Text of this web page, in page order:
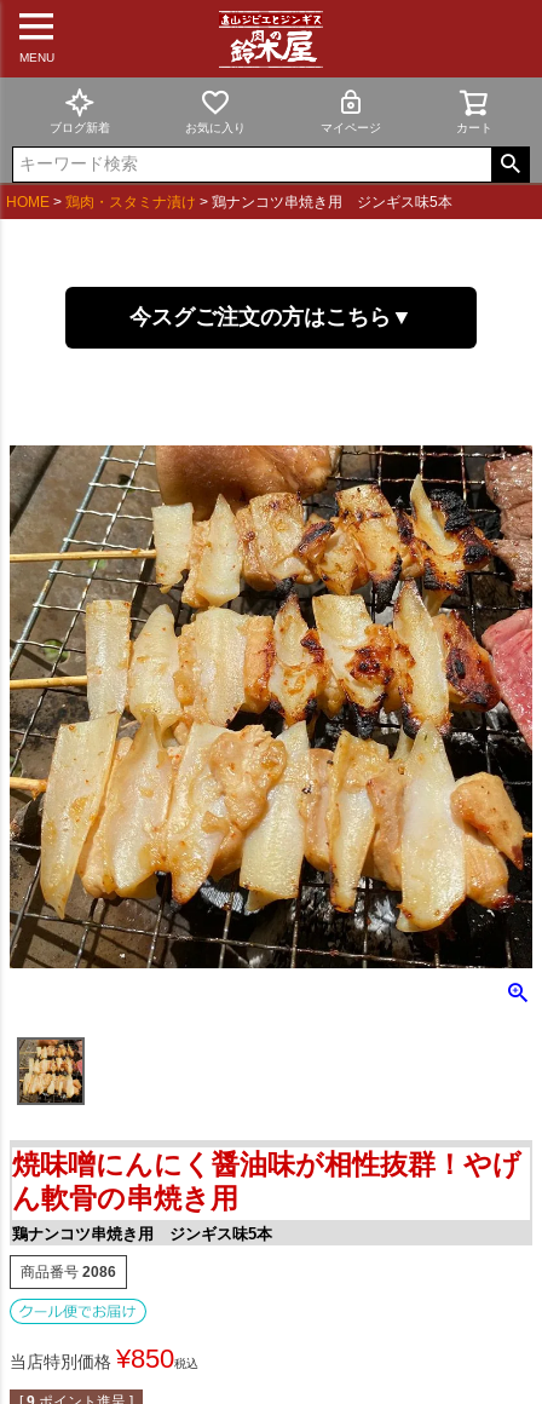
MENU
ブログ新着 お気に入り マイページ カート
HOME 鶏肉・スタミナ漬け 鶏ナンコツ串焼き用 ジンギス味5本
今スグご注文の方はこちら▼
焼味噌にんにく醤油味が相性抜群！やげ
ん軟骨の串焼き用
鶏ナンコツ串焼き用 ジンギス味5本
商品番号 2086
当店特別価格 ¥850税込